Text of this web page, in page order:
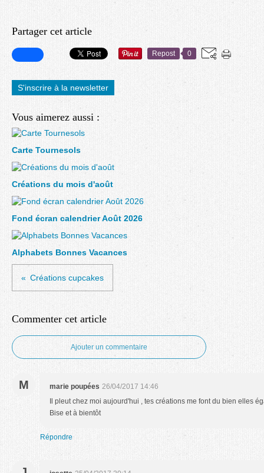
Partager cet article
Repost 0
S'inscrire à la newsletter
Vous aimerez aussi :
Carte Tournesols
Créations du mois d'août
Fond écran calendrier Août 2026
Alphabets Bonnes Vacances
Créations cupcakes
Commenter cet article
Ajouter un commentaire
M marie poupées 26/04/2017 14:46
Il pleut chez moi aujourd'hui , tes créations me font du bien elles
Bise et à bientôt
Répondre